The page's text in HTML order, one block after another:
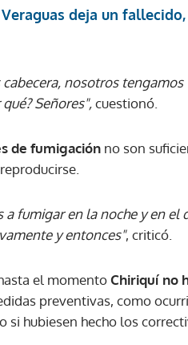
deja un
nosotros
Señores",cuestionó.
de fumigación no son
fumigar en la noche y en el
y entonces", criticó.
el momentoChiriquí no
preventivas, como
hubiesen hecho los